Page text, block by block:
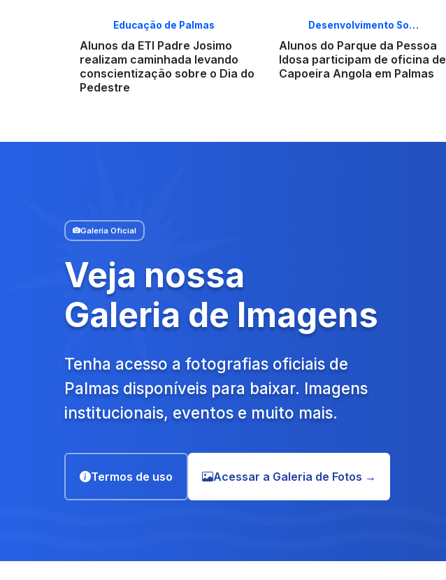
Educação de Palmas
Alunos da ETI Padre Josimo
realizam caminhada levando
conscientização sobre o Dia do
Pedestre
Desenvolvimento So…
Alunos do Parque da Pessoa
Idosa participam de oficina de
Capoeira Angola em Palmas
Galeria Oficial
Veja nossa
Galeria de Imagens
Tenha acesso a fotografias oficiais de
Palmas disponíveis para baixar. Imagens
institucionais, eventos e muito mais.
Termos de uso Acessar a Galeria de Fotos →